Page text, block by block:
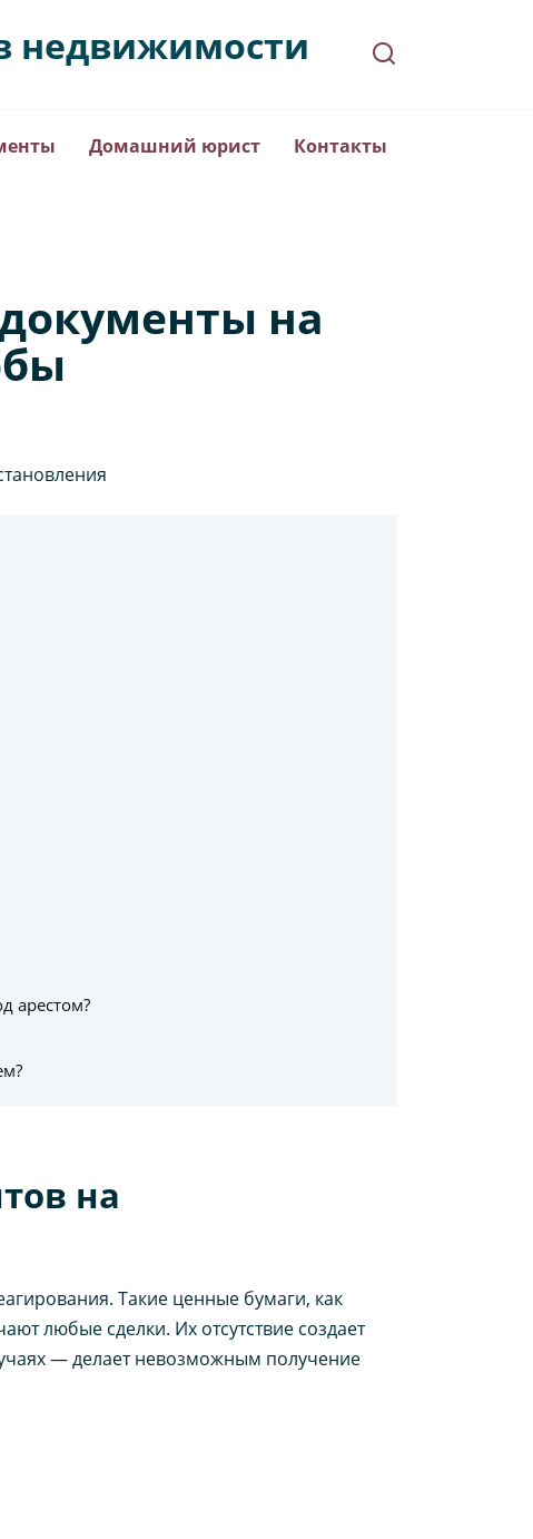
недвижимости
Домашний юрист Контакты
на
арестом?
на
Такие ценные бумаги, как
любые сделки. Их отсутствие создает
— делает невозможным получение